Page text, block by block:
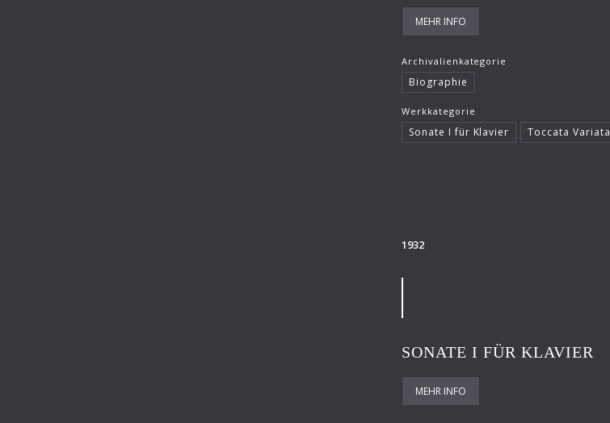
MEHR INFO
Archivalienkategorie
Biographie
Werkkategorie
Sonate I für Klavier Toccata Variata
1932
SONATE I FÜR KLAVIER
MEHR INFO